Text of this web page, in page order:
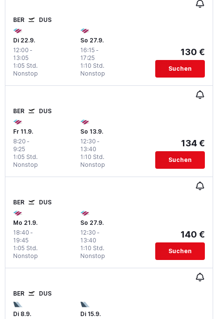
BER DUS
Di 22.9.
12:00 -
13:05
Nonstop
1:05 Std.
So 27.9.
16:15 -
17:25
Nonstop
1:10 Std.
130 €
Suchen
BER DUS
Fr 11.9.
8:20 -
9:25
Nonstop
1:05 Std.
So 13.9.
12:30 -
13:40
Nonstop
1:10 Std.
134 €
Suchen
BER DUS
Mo 21.9.
18:40 -
19:45
Nonstop
1:05 Std.
So 27.9.
12:30 -
13:40
Nonstop
1:10 Std.
140 €
Suchen
BER DUS
Di 8.9.
Di 15.9.